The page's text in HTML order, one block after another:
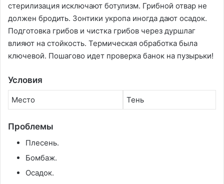
стерилизация исключают ботулизм. Грибной отвар не
должен бродить. Зонтики укропа иногда дают осадок.
Подготовка грибов и чистка грибов через дуршлаг
влияют на стойкость. Термическая обработка была
ключевой. Пошагово идет проверка банок на пузырьки!
Условия
Место Тень
Проблемы
Плесень.
Бомбаж.
Осадок.